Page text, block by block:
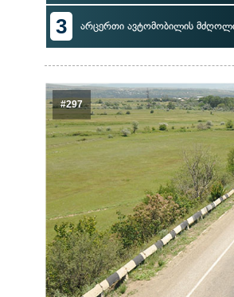
3 არცერთი ავტომობილის
#297